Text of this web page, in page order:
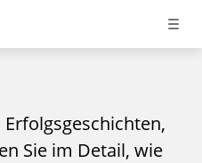
Sie im Detail, wie